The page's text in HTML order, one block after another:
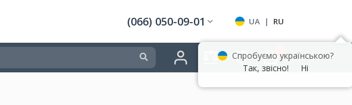
(066) 050-09-01 UA | RU
Спробуємо українською?
Так, звісно!
Ні